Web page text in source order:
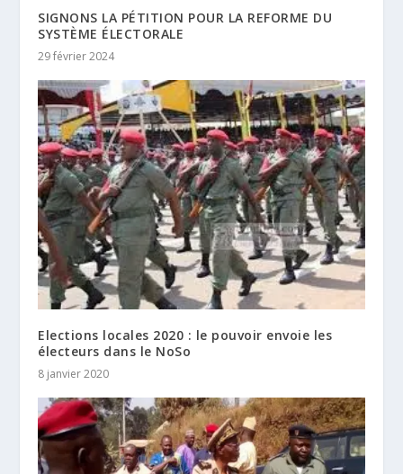
SIGNONS LA PÉTITION POUR LA REFORME DU
SYSTÈME ÉLECTORALE
29 février 2024
Elections locales 2020 : le pouvoir envoie les
électeurs dans le NoSo
8 janvier 2020